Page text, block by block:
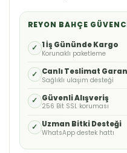
REYON BAHÇE
✓ 1 İş Gününde Kargo
Korunaklı paketleme
✓ Canlı Teslimat
Sağlıklı ulaşım desteği
✓ Güvenli Alışveriş
256 Bit SSL koruması
✓ Uzman Bitki Desteği
WhatsApp destek hattı